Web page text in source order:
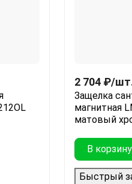
2 704 ₽/
Защелка
магнитная
матовый
В корзину
Быстрый